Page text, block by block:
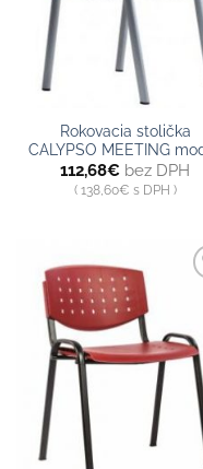
Rokovacia stolička
CALYPSO MEETING
112,68€ bez DPH
138,60€ s DPH